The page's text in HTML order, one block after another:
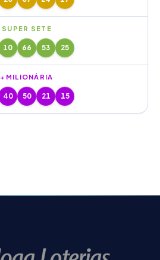
SUPER SETE
10 66 53 25
+MILIONÁRIA
40 50 21 15